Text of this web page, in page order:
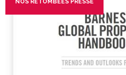
NOS RETOMBÉES PRESSE